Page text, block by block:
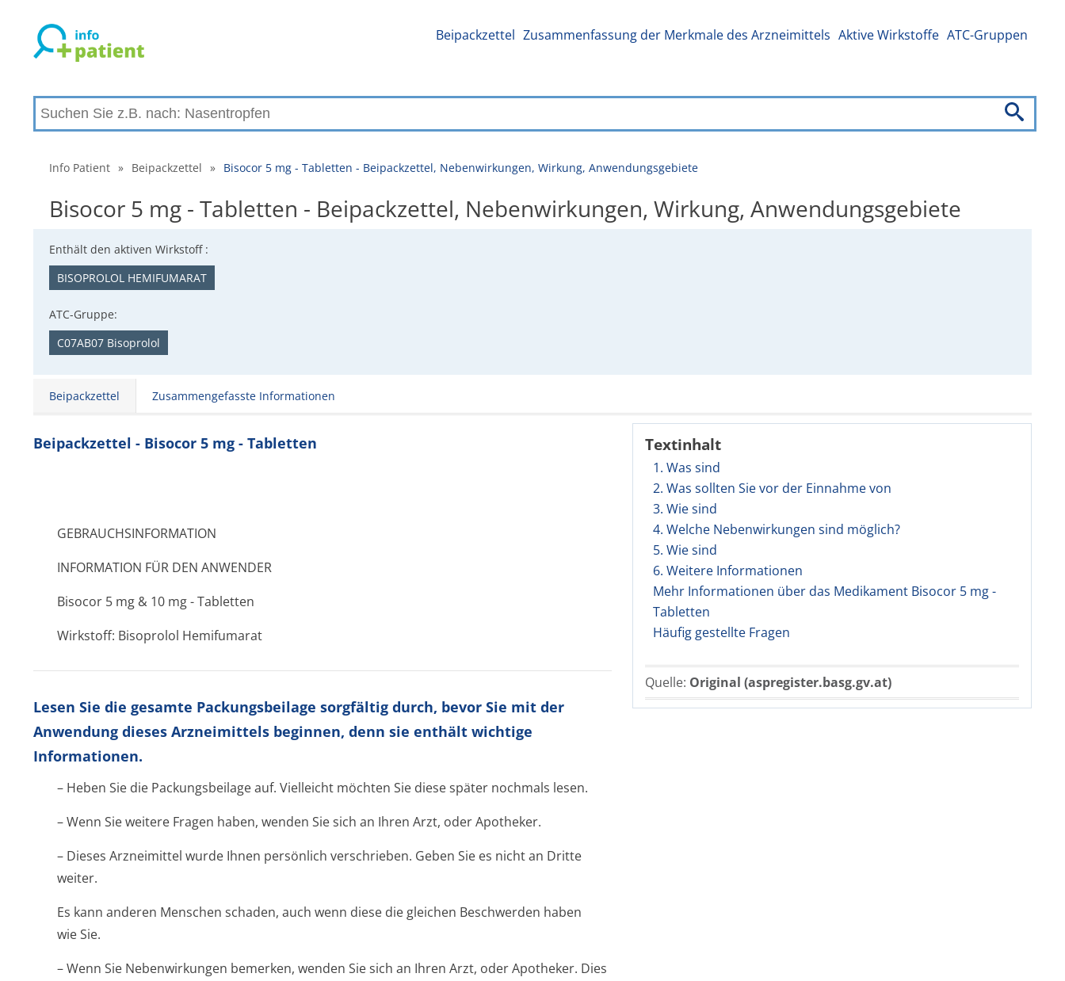
Beipackzettel Zusammenfassung der Merkmale des Arzneimittels Aktive Wirkstoffe ATC-Gruppen
Info Patient » Beipackzettel » Bisocor 5 mg - Tabletten - Beipackzettel, Nebenwirkungen, Wirkung, Anwendungsgebiete
Bisocor 5 mg - Tabletten - Beipackzettel, Nebenwirkungen, Wirkung, Anwendungsgebiete
Enthält den aktiven Wirkstoff :
BISOPROLOL HEMIFUMARAT
ATC-Gruppe:
C07AB07 Bisoprolol
Beipackzettel Zusammengefasste Informationen
Textinhalt
1. Was sind
2. Was sollten Sie vor der Einnahme von
3. Wie sind
4. Welche Nebenwirkungen sind möglich?
5. Wie sind
6. Weitere Informationen
Mehr Informationen über das Medikament Bisocor 5 mg -
Tabletten
Häufig gestellte Fragen
Quelle: Original (aspregister.basg.gv.at)
Beipackzettel - Bisocor 5 mg - Tabletten
GEBRAUCHSINFORMATION
INFORMATION FÜR DEN ANWENDER
Bisocor 5 mg & 10 mg - Tabletten
Wirkstoff: Bisoprolol Hemifumarat
Lesen Sie die gesamte Packungsbeilage sorgfältig durch, bevor Sie mit der
Anwendung dieses Arzneimittels beginnen, denn sie enthält wichtige
Informationen.
– Heben Sie die Packungsbeilage auf. Vielleicht möchten Sie diese später nochmals lesen.
– Wenn Sie weitere Fragen haben, wenden Sie sich an Ihren Arzt, oder Apotheker.
– Dieses Arzneimittel wurde Ihnen persönlich verschrieben. Geben Sie es nicht an Dritte
weiter.
Es kann anderen Menschen schaden, auch wenn diese die gleichen Beschwerden haben
wie Sie.
– Wenn Sie Nebenwirkungen bemerken, wenden Sie sich an Ihren Arzt, oder Apotheker. Dies